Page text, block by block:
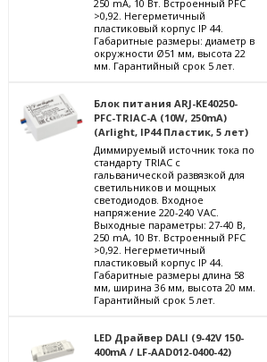
250 mА, 10 Вт. Встроенный PFC
>0,92. Негерметичный
пластиковый корпус IP 44.
Габаритные размеры: диаметр в
окружности Ø51 мм, высота 22
мм. Гарантийный срок 5 лет.
Блок питания ARJ-KE40250-
PFC-TRIAC-A (10W, 250mA)
(Arlight, IP44 Пластик, 5 лет)
Диммируемый источник тока по
стандарту TRIAC с
гальванической развязкой для
светильников и мощных
светодиодов. Входное
напряжение 220-240 VAC.
Выходные параметры: 27-40 В,
250 mА, 10 Вт. Встроенный PFC
>0,92. Негерметичный
пластиковый корпус IP 44.
Габаритные размеры длина 58
мм, ширина 36 мм, высота 20 мм.
Гарантийный срок 5 лет.
LED Драйвер DALI (9-42V 150-
400mA / LF-AAD012-0400-42)